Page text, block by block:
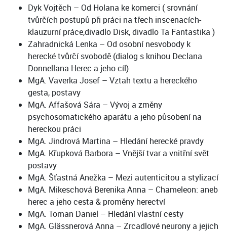
Dyk Vojtěch – Od Holana ke komerci ( srovnání
tvůrčích postupů při práci na třech inscenacích-
klauzurní práce,divadlo Disk, divadlo Ta Fantastika )
Zahradnická Lenka – Od osobní nesvobody k
herecké tvůrčí svobodě (dialog s knihou Declana
Donnellana Herec a jeho cíl)
MgA. Vaverka Josef – Vztah textu a hereckého
gesta, postavy
MgA. Affašová Sára – Vývoj a změny
psychosomatického aparátu a jeho působení na
hereckou práci
MgA. Jindrová Martina – Hledání herecké pravdy
MgA. Křupková Barbora – Vnější tvar a vnitřní svět
postavy
MgA. Šťastná Anežka – Mezi autenticitou a stylizací
MgA. Mikeschová Berenika Anna – Chameleon: aneb
herec a jeho cesta & proměny herectví
MgA. Toman Daniel – Hledání vlastní cesty
MgA. Glässnerová Anna – Zrcadlové neurony a jejich